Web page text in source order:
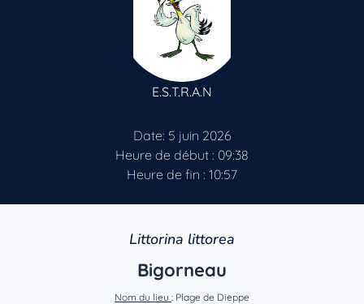
E.S.T.R.A.N
Date: 5 juin 2026
Heure de début : 09:38
Heure de fin : 10:57
Littorina littorea
Bigorneau
Nom du lieu : Plage de Dieppe